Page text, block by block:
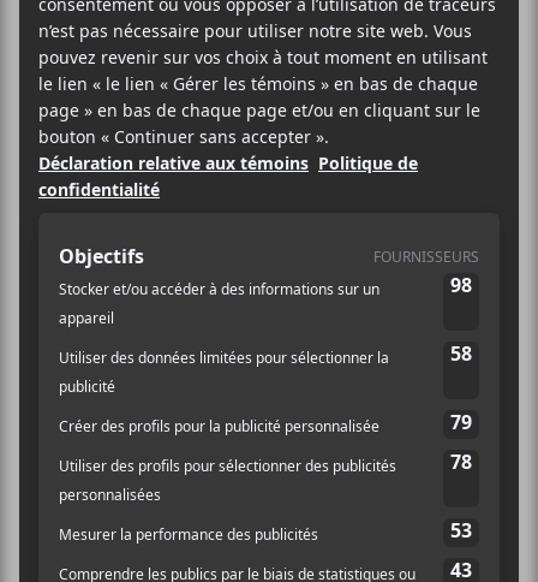
Date :
2024-03-22
Heure :
20:00 - 23:00
Prix :
35.50$
d’Évènement:
Spectacle
Site :
https://evenko.ca/fr/ev
enements/56940/kid-
francescoli/theatre-
beanfield/03-22-2024
Evenko